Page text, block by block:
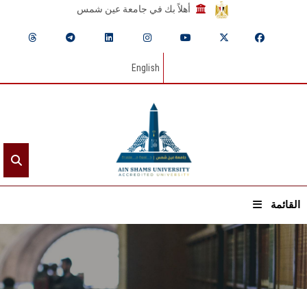
أهلاً بك في جامعة عين شمس
English
القائمة
الرئيسيـة
عن الجامعة